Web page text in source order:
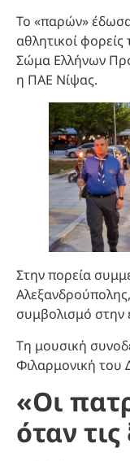
Το «παρών»
αθλητικοί
Σώμα Ελλήνων
η ΠΑΕ Νίψας.
Στην πορεία
συμβολισμό στην
Τη μουσική
Φιλαρμονική του
«Οι
όταν